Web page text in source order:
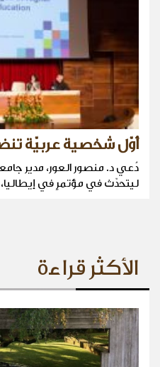
أوّل شخصية عربيّة
دُعي د. منصور العور، مدير
ليتحدّث في مؤتمرٍ في
الأكثر قراءة